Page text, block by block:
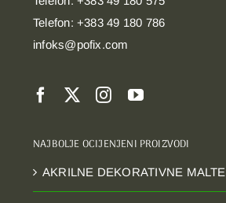
Telefon: +383 49 180 786
infoks@pofix.com
NAJBOLJE OCIJENJENI PROIZVODI
AKRILNE DEKORATIVNE MALTE